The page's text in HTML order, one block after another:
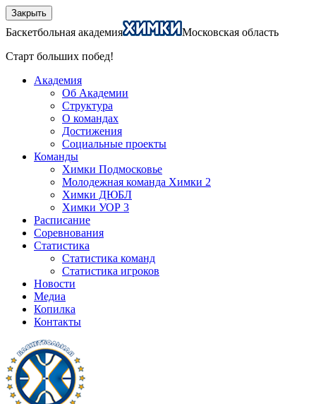
Закрыть
Баскетбольная академия
Московская область
Старт больших побед!
Академия
Об Академии
Структура
О командах
Достижения
Социальные проекты
Команды
Химки Подмосковье
Молодежная команда Химки 2
Химки ДЮБЛ
Химки УОР 3
Расписание
Соревнования
Статистика
Статистика команд
Статистика игроков
Новости
Медиа
Копилка
Контакты